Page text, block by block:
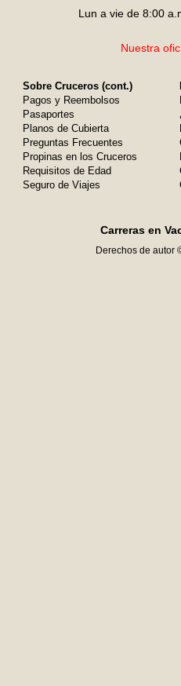
Lun a vie de 8:00
Nuestra
Sobre Cruceros (cont.)
Pagos y Reembolsos
Pasaportes
Planos de Cubierta
Preguntas Frecuentes
Propinas en los Cruceros
Requisitos de Edad
Seguro de Viajes
Carreras en
Derechos de autor